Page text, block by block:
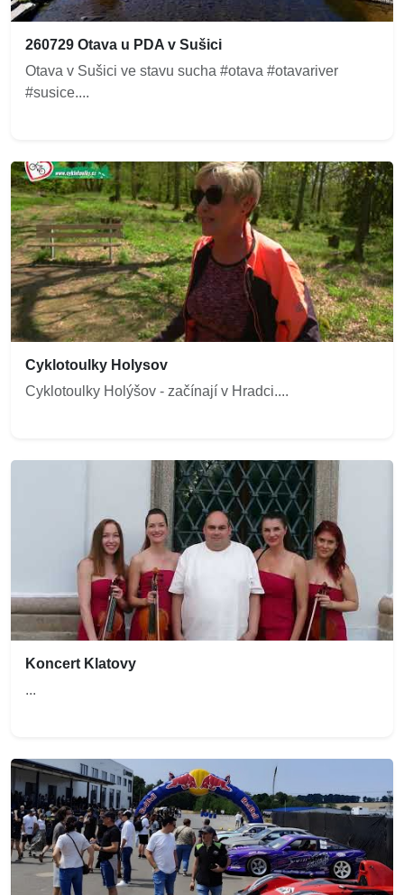
260729 Otava u PDA v Sušici
Otava v Sušici ve stavu sucha #otava #otavariver
#susice....
Cyklotoulky Holysov
Cyklotoulky Holýšov - začínají v Hradci....
Koncert Klatovy
...